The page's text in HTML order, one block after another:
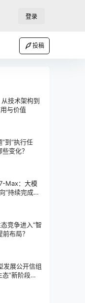
登录
投稿
技术架构到
与价值
到“执行任
变化？
Max：大模
“持续完成任
竞争进入“智
布局？
发展公开信组
”新阶段，